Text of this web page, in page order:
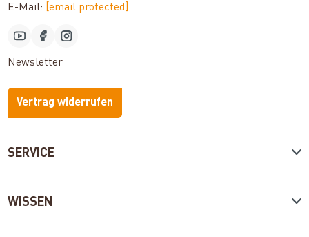
SERVICE
WISSEN
E-Mail:
[email protected]
Newsletter
Vertrag widerrufen